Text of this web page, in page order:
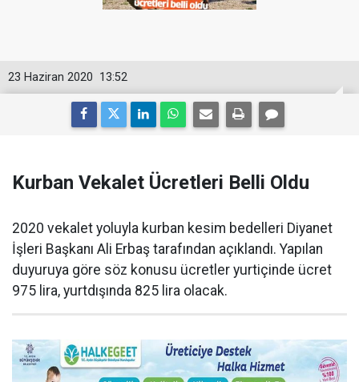
13:52
23 Haziran 2020
Kurban Vekalet Ücretleri Belli Oldu
2020 vekalet yoluyla kurban kesim bedelleri Diyanet
İşleri Başkanı Ali Erbaş tarafından açıklandı. Yapılan
duyuruya göre söz konusu ücretler yurtiçinde ücret
975 lira, yurtdışında 825 lira olacak.